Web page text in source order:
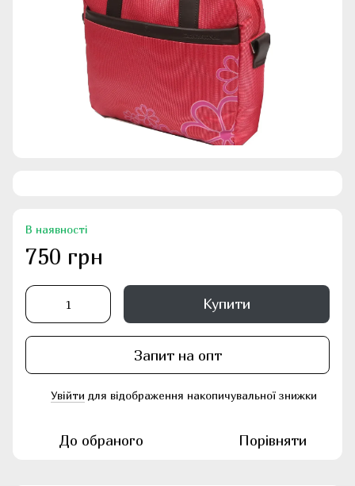
В наявності
750 грн
Купити
Запит на опт
Увійти для відображення накопичувальної знижки
До обраного Порівняти